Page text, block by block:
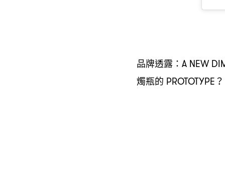
品牌透露 ：A NEW
燭瓶的 PROTOTYPE？